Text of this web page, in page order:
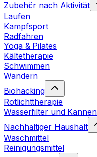
Zubehör nach Aktivität
Laufen
Kampfsport
Radfahren
Yoga & Pilates
Kältetherapie
Schwimmen
Wandern
Biohacking
Rotlichttherapie
Wasserfilter und Kannen
Nachhaltiger Haushalt
Waschmittel
Reinigungsmittel